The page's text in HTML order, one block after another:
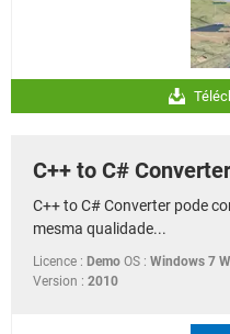
C++ to C# Converter
C++ to C# Converter pode
mesma qualidade...
Licence : Demo OS : Windows 7
Version : 2010